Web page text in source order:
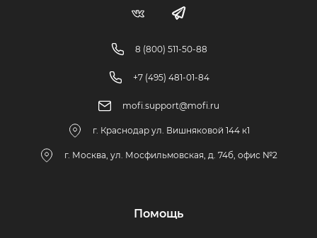
8 (800) 511-50-88
+7 (495) 481-01-84
mofi.support@mofi.ru
г. Краснодар ул. Вишняковой 144 к1
г. Москва, ул. Мосфильмовская, д. 74б, офис №2
Помощь